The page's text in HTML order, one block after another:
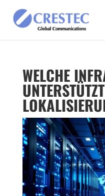
WELCHE